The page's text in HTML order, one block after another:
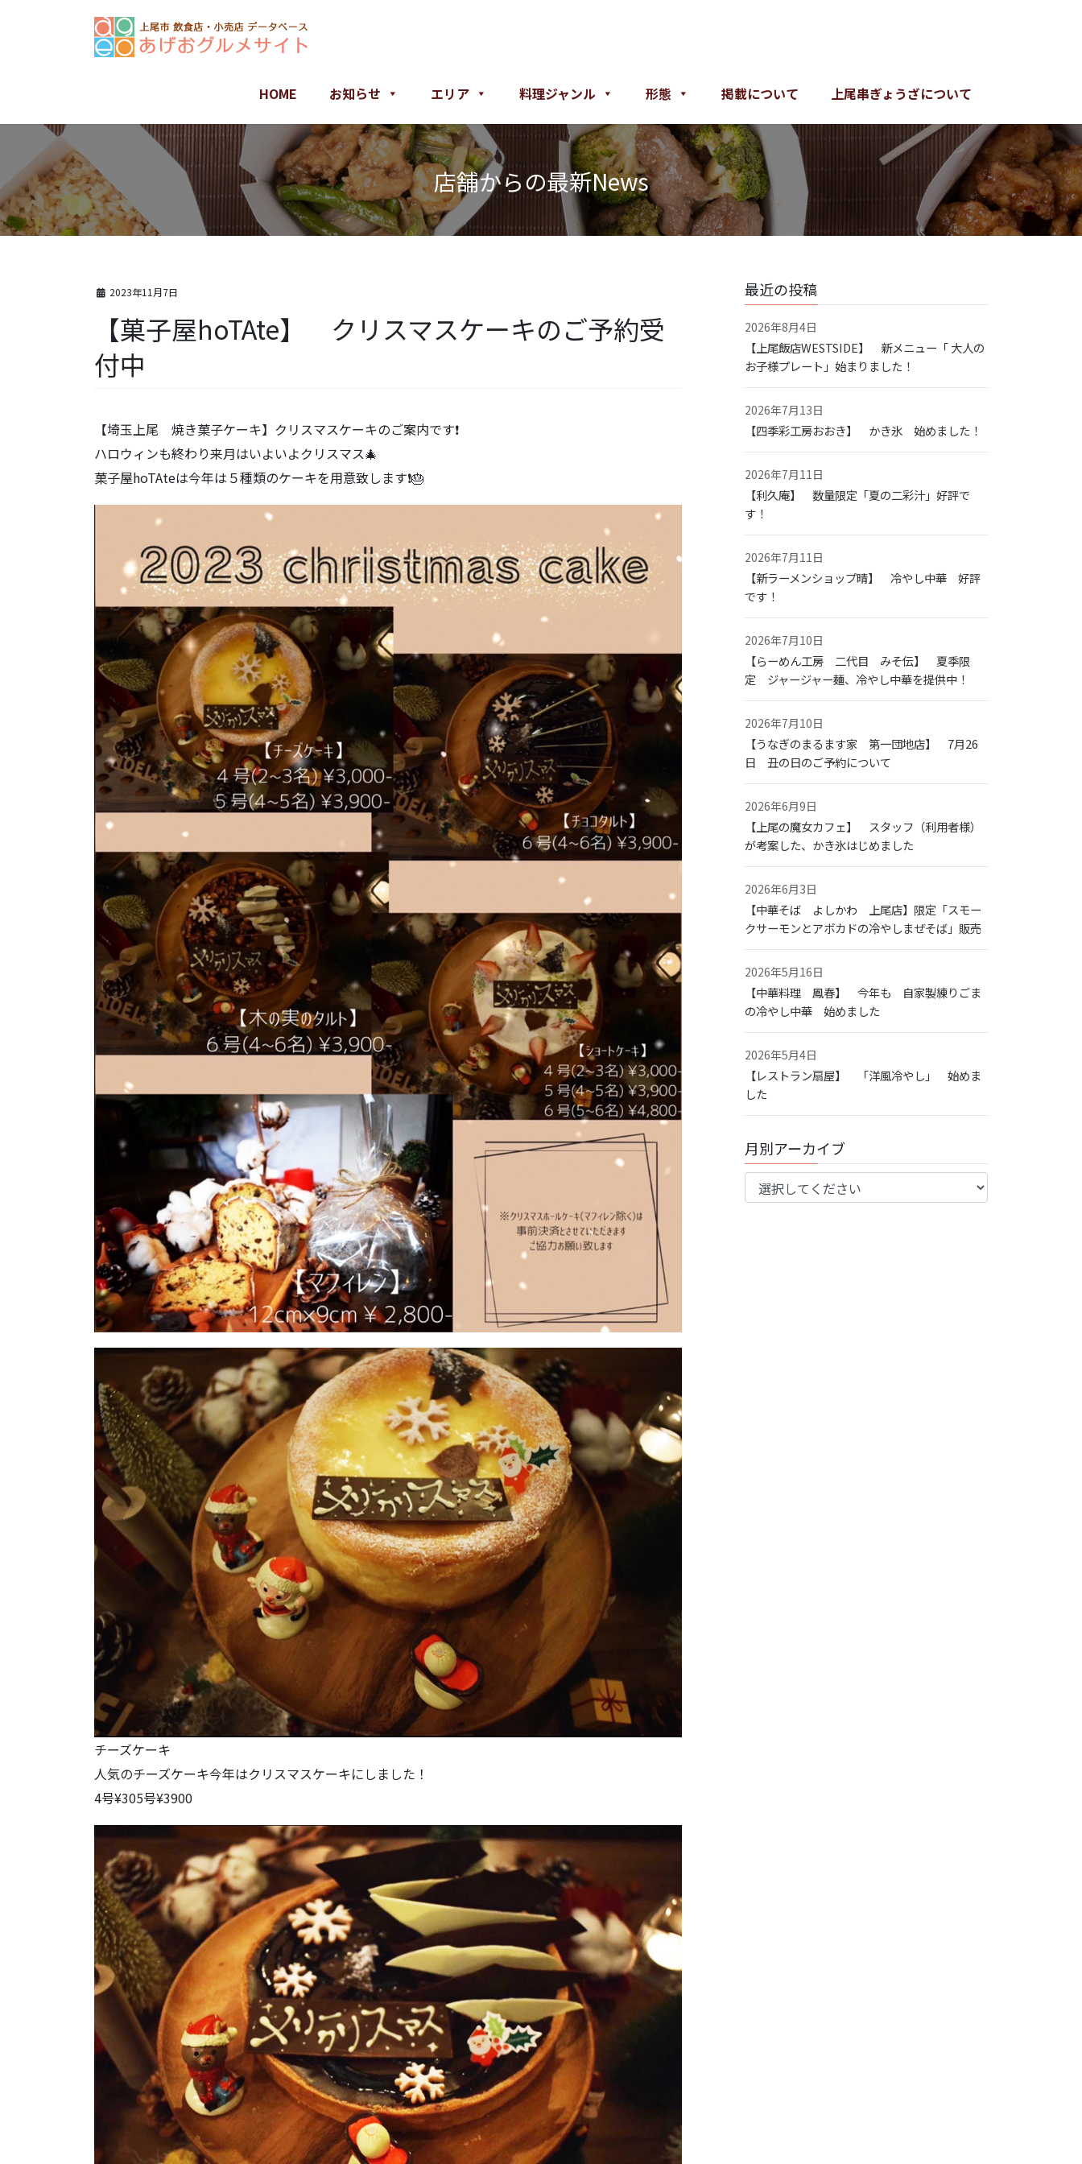
移
ン
動
HOME お知らせ エリア 料理ジャンル 形態 掲載について 上尾串ぎょうざについて
店舗からの最新News
2023年11月7日
【菓子屋hoTAte】 クリスマスケーキのご予約受
付中
【埼玉上尾 焼き菓子ケーキ】クリスマスケーキのご案内です❗️
ハロウィンも終わり来月はいよいよクリスマス🎄
菓子屋hoTAteは今年は５種類のケーキを用意致します❗️🎂
チーズケーキ
人気のチーズケーキ今年はクリスマスケーキにしました！
4号¥305号¥3900
最近の投稿
2026年8月4日
【上尾飯店WESTSIDE】 新メニュー「 大人の
お子様プレート」始まりました！
2026年7月13日
【四季彩工房おおき】 かき氷 始めました！
2026年7月11日
【利久庵】 数量限定「夏の二彩汁」好評で
す！
2026年7月11日
【新ラーメンショップ晴】 冷やし中華 好評
です！
2026年7月10日
【らーめん工房 二代目 みそ伝】 夏季限
定 ジャージャー麺、冷やし中華を提供中！
2026年7月10日
【うなぎのまるます家 第一団地店】 7月26
日 丑の日のご予約について
2026年6月9日
【上尾の魔女カフェ】 スタッフ（利用者様）
が考案した、かき氷はじめました
2026年6月3日
【中華そば よしかわ 上尾店】限定「スモー
クサーモンとアボカドの冷やしまぜそば」販売
2026年5月16日
【中華料理 鳳春】 今年も 自家製練りごま
の冷やし中華 始めました
2026年5月4日
【レストラン扇屋】 「洋風冷やし」 始めま
した
月別アーカイブ